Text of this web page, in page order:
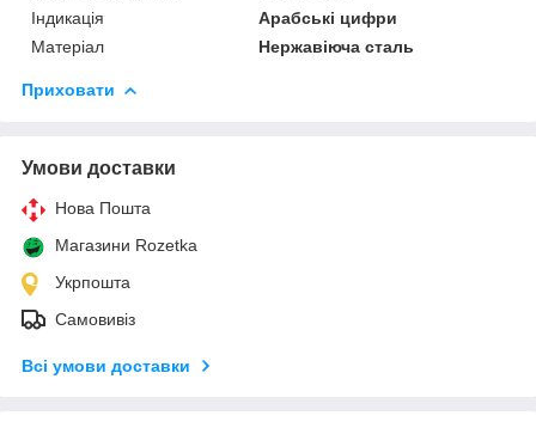
Індикація
Арабські цифри
Матеріал
Нержавіюча сталь
Приховати
Умови доставки
Нова Пошта
Магазини Rozetka
Укрпошта
Самовивіз
Всі умови доставки